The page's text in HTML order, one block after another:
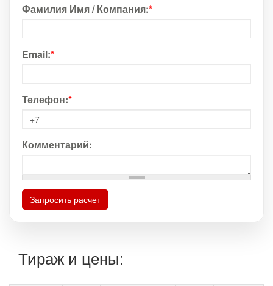
Фамилия Имя / Компания:*
Email:*
Телефон:*
Комментарий:
Запросить расчет
Тираж и цены: